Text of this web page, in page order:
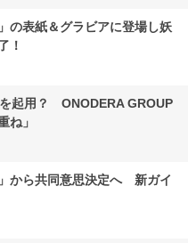
の表紙＆グラビアに登場し妖
！
起用？ ONODERA GROUP
ね」
から共同意思決定へ 新ガイ